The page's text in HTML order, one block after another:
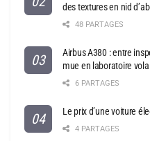
des textures en nid
48 PARTAGES
Airbus A380 : entre
mue en laboratoire
6 PARTAGES
Le prix d’une voiture
4 PARTAGES